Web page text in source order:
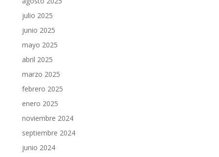
julio 2025
junio 2025
mayo 2025
abril 2025
marzo 2025
febrero 2025
enero 2025
noviembre 2024
septiembre 2024
junio 2024